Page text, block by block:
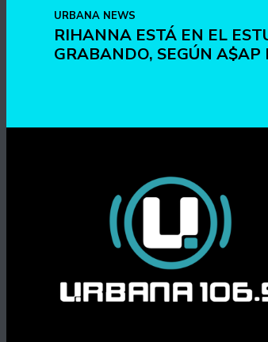
URBANA NEWS
RIHANNA ESTÁ EN EL
GRABANDO, SEGÚN A$AP